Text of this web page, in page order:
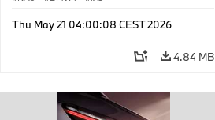
Thu May 21 04:00:08 CEST 2026
4.84 MB